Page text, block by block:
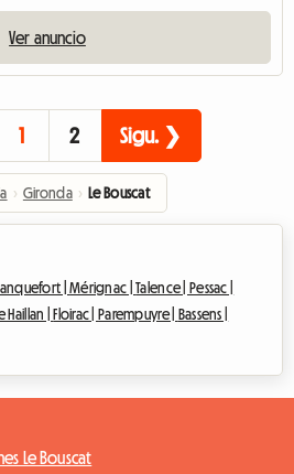
Ver anuncio
1 2 Sigu. ❯
› Gironda › Le Bouscat
|Mérignac |Talence |
Pessac |
Haillan | Floirac | Parempuyre |
Bassens |
Le Bouscat